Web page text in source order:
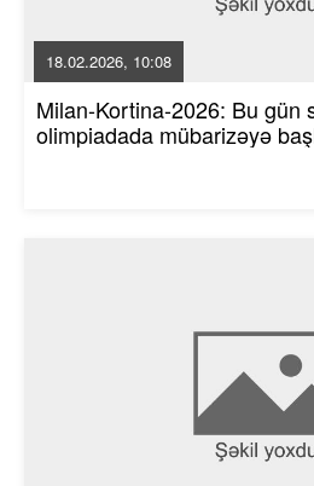
18.02.2026, 10:08
Milan-Kortina-2026: Bu gün
olimpiadada mübarizəyə